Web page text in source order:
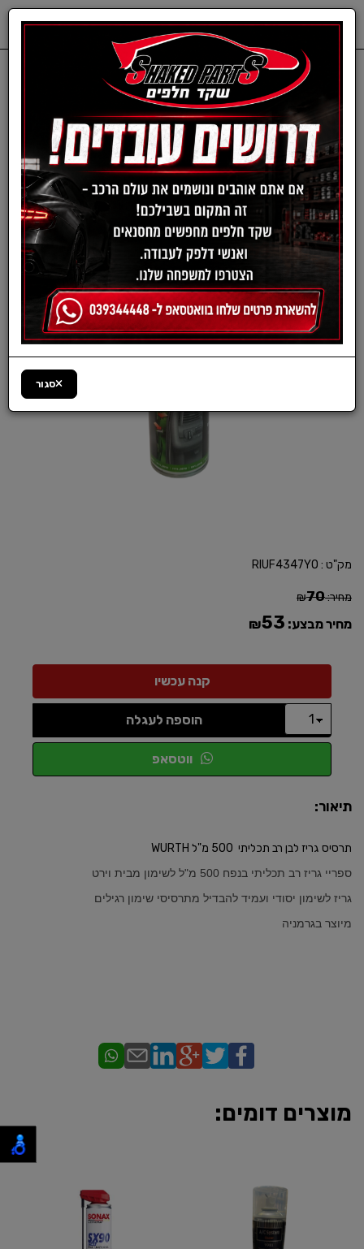
ציוד, אביזרים ומוצרים לרכב תרסיסים לרכב
תרסיס סיליקון גריז לבן רב
תכליתי 500 מ"ל WURTH
מק"ט : RIUF4347YO
מחיר: ₪70
מחיר מבצע: ₪53
הוספה לעגלה
ווטסאפ
תיאור:
תרסיס גריז לבן רב תכליתי 500 מ"ל WURTH
ספריי גריז רב תכליתי בנפח 500 מ"ל לשימון מבית וירט
גריז לשימון יסודי ועמיד להבדיל מתרסיסי שימון רגילים
מיוצר בגרמניה
מוצרים דומים:
סגור